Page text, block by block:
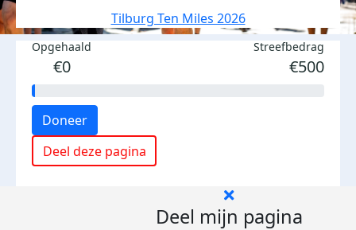
Tilburg Ten Miles 2026
Opgehaald
€0
Streefbedrag
€500
Doneer
Deel deze pagina
Deel mijn pagina